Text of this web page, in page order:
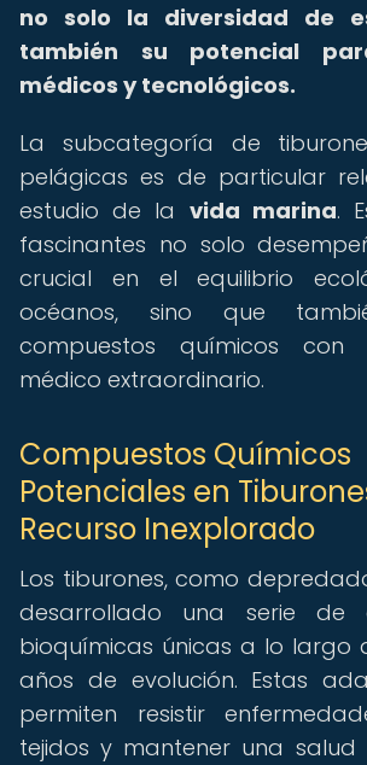
no solo la diversidad de
también su potencial
médicos y tecnológicos.
La subcategoría de
pelágicas es de particular
estudio de la vida marina.
fascinantes no solo
crucial en el equilibrio
océanos, sino que
compuestos químicos con
médico extraordinario.
Compuestos Químicos
Potenciales en
Recurso Inexplorado
Los tiburones, como
desarrollado una serie de
bioquímicas únicas a lo largo
años de evolución. Estas
permiten resistir
tejidos y mantener una